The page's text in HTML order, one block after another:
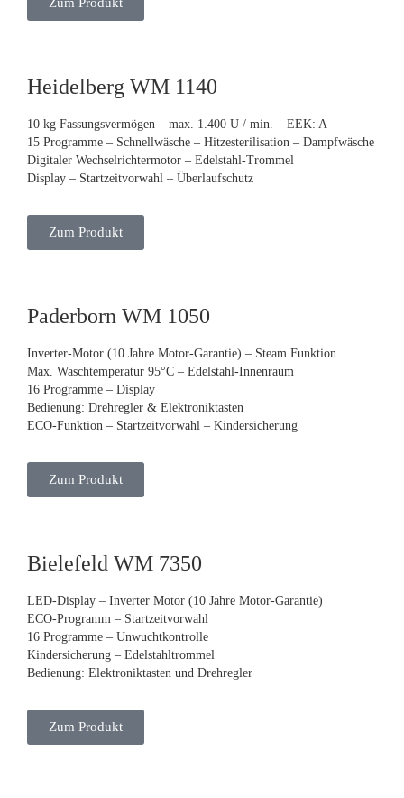
Heidelberg WM 1140
10 kg Fassungsvermögen – max. 1.400 U / min. – EEK: A
15 Programme – Schnellwäsche – Hitzesterilisation – Dampfwäsche
Digitaler Wechselrichtermotor – Edelstahl-Trommel
Display – Startzeitvorwahl – Überlaufschutz
Zum Produkt
Paderborn WM 1050
Inverter-Motor (10 Jahre Motor-Garantie) – Steam Funktion
Max. Waschtemperatur 95°C – Edelstahl-Innenraum
16 Programme – Display
Bedienung: Drehregler & Elektroniktasten
ECO-Funktion – Startzeitvorwahl – Kindersicherung
Zum Produkt
Bielefeld WM 7350
LED-Display – Inverter Motor (10 Jahre Motor-Garantie)
ECO-Programm – Startzeitvorwahl
16 Programme – Unwuchtkontrolle
Kindersicherung – Edelstahltrommel
Bedienung: Elektroniktasten und Drehregler
Zum Produkt